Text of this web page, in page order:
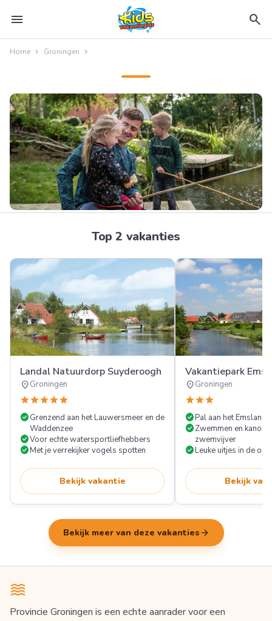
menu search
Home Groningen
Top 2 vakanties
Landal Natuurdorp Suyderoogh
location_onGroningen
starstarstarstarstar
check_circleGrenzend aan het Lauwersmeer en de
Waddenzee
check_circleVoor echte watersportliefhebbers
check_circleMet je verrekijker vogels spotten
Bekijk vakantie
Vakantiepark
location_onGroningen
starstarstar
check_circlePal aan het
check_circleZwemmen en
zwemvijver
check_circleLeuke uitjes in de
Bekijk
Bekijk meer van deze vakanties arrow_forward
Provincie Groningen is een echte aanrader voor een